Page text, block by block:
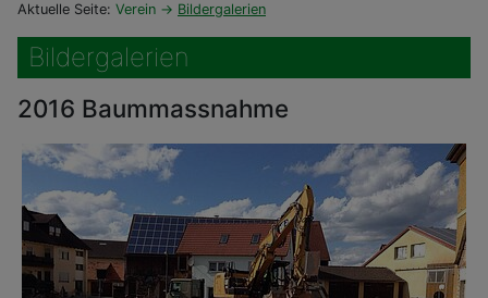
Aktuelle Seite: Verein Bildergalerien
Bildergalerien
2016 Baummassnahme